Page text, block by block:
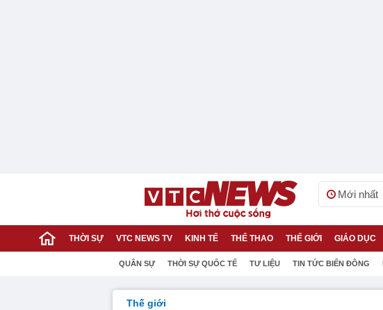
Mới nhất
THỜI SỰ VTC NEWS TV KINH TẾ THỂ THAO THẾ GIỚI GIÁO DỤC
QUÂN SỰ THỜI SỰ QUỐC TẾ TƯ LIỆU TIN TỨC BIỂN ĐÔNG
Thế giới